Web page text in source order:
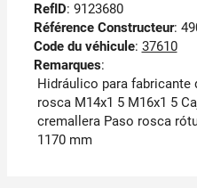
RefID: 9123680
Référence Constructeur:
Code du véhicule: 37610
Remarques:
Hidráulico para fabricante
rosca M14x1 5 M16x1 5
cremallera Paso rosca
1170 mm